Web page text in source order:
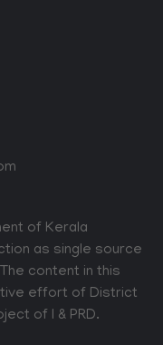
of Kerala
as single source
content in this
effort of District
of I & PRD.